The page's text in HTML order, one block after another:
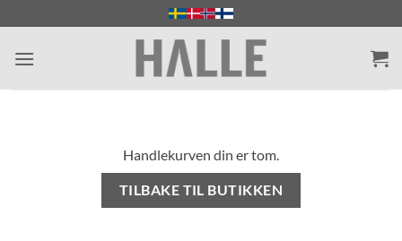
to
content
Handlekurven din er tom.
TILBAKE TIL BUTIKKEN